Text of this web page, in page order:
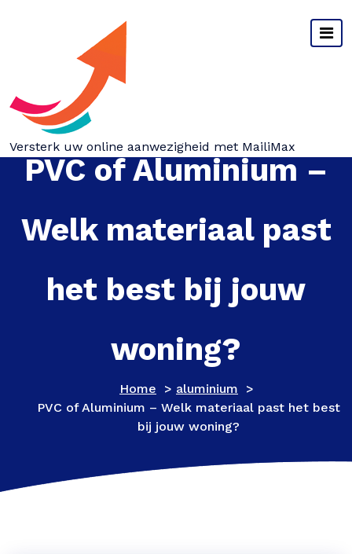
Versterk uw online aanwezigheid met MailiMax
PVC of Aluminium –
Welk materiaal past
het best bij jouw
woning?
Home > aluminium >
PVC of Aluminium – Welk materiaal past het best
bij jouw woning?